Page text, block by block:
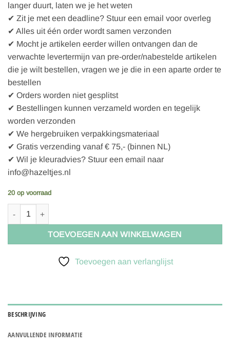
langer duurt, laten we je het weten
✔ Zit je met een deadline? Stuur een email voor overleg
✔ Alles uit één order wordt samen verzonden
✔ Mocht je artikelen eerder willen ontvangen dan de
verwachte levertermijn van pre-order/nabestelde artikelen
die je wilt bestellen, vragen we je die in een aparte order te
bestellen
✔ Orders worden niet gesplitst
✔ Bestellingen kunnen verzameld worden en tegelijk
worden verzonden
✔ We hergebruiken verpakkingsmateriaal
✔ Gratis verzending vanaf € 75,- (binnen NL)
✔ Wil je kleuradvies? Stuur een email naar
info@hazeltjes.nl
20 op voorraad
Cloud9 Autumn Walk - Mid-Century Acorn aantal
TOEVOEGEN AAN WINKELWAGEN
Toevoegen aan verlanglijst
BESCHRIJVING
AANVULLENDE INFORMATIE